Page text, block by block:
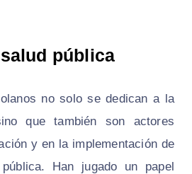
pública
no solo se dedican a la
que también son actores
y en la implementación de
Han jugado un papel